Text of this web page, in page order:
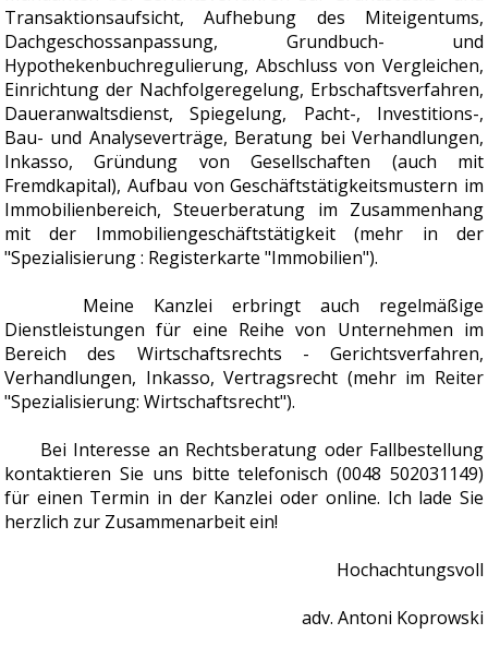
Transaktionsaufsicht, Aufhebung des Miteigentums,
Dachgeschossanpassung, Grundbuch- und
Hypothekenbuchregulierung, Abschluss von Vergleichen,
Einrichtung der Nachfolgeregelung, Erbschaftsverfahren,
Daueranwaltsdienst, Spiegelung, Pacht-, Investitions-,
Bau- und Analyseverträge, Beratung bei Verhandlungen,
Inkasso, Gründung von Gesellschaften (auch mit
Fremdkapital), Aufbau von Geschäftstätigkeitsmustern im
Immobilienbereich, Steuerberatung im Zusammenhang
mit der Immobiliengeschäftstätigkeit (mehr in der
"Spezialisierung : Registerkarte "Immobilien").
Meine Kanzlei erbringt auch regelmäßige
Dienstleistungen für eine Reihe von Unternehmen im
Bereich des Wirtschaftsrechts - Gerichtsverfahren,
Verhandlungen, Inkasso, Vertragsrecht (mehr im Reiter
"Spezialisierung: Wirtschaftsrecht").
Bei Interesse an Rechtsberatung oder Fallbestellung
kontaktieren Sie uns bitte telefonisch (0048 502031149)
für einen Termin in der Kanzlei oder online. Ich lade Sie
herzlich zur Zusammenarbeit ein!
Hochachtungsvoll
adv. Antoni Koprowski